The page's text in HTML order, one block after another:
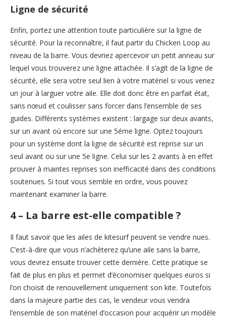
Ligne de sécurité
Enfin, portez une attention toute particulière sur la ligne de
sécurité. Pour la reconnaître, il faut partir du Chicken Loop au
niveau de la barre. Vous devriez apercevoir un petit anneau sur
lequel vous trouverez une ligne attachée. Il s’agit de la ligne de
sécurité, elle sera votre seul lien à votre matériel si vous venez
un jour à larguer votre aile. Elle doit donc être en parfait état,
sans nœud et coulisser sans forcer dans l’ensemble de ses
guides. Différents systèmes existent : largage sur deux avants,
sur un avant où encore sur une 5éme ligne. Optez toujours
pour un système dont la ligne de sécurité est reprise sur un
seul avant ou sur une 5e ligne. Celui sur les 2 avants à en effet
prouver à maintes reprises son inefficacité dans des conditions
soutenues. Si tout vous semble en ordre, vous pouvez
maintenant examiner la barre.
4 – La barre est-elle compatible ?
Il faut savoir que les ailes de kitesurf peuvent se vendre nues.
C’est-à-dire que vous n’achèterez qu’une aile sans la barre,
vous devrez ensuite trouver cette dernière. Cette pratique se
fait de plus en plus et permet d’économiser quelques euros si
l’on choisit de renouvellement uniquement son kite. Toutefois
dans la majeure partie des cas, le vendeur vous vendra
l’ensemble de son matériel d’occasion pour acquérir un modèle